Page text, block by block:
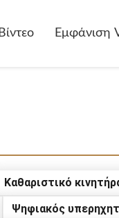
Βίντεο Εμφάνιση
Καθαριστικό
Ψηφιακός